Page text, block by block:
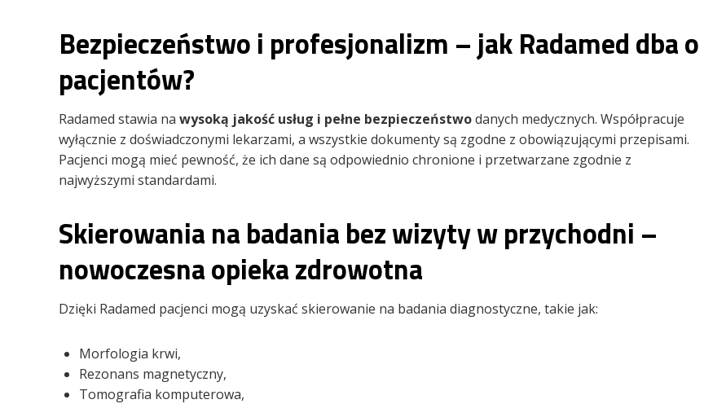
Bezpieczeństwo i profesjonalizm – jak Radamed dba o
pacjentów?
Radamed stawia na wysoką jakość usług i pełne bezpieczeństwodanych medycznych. Współpracuje
wyłącznie z doświadczonymi lekarzami, a wszystkie dokumenty są zgodne z obowiązującymi przepisami.
Pacjenci mogą mieć pewność, że ich dane są odpowiednio chronione i przetwarzane zgodnie z
najwyższymi standardami.
Skierowania na badania bez wizyty w przychodni –
nowoczesna opieka zdrowotna
Dzięki Radamed pacjenci mogą uzyskać skierowanie na badania diagnostyczne, takie jak:
Morfologia krwi,
Rezonans magnetyczny,
Tomografia komputerowa,